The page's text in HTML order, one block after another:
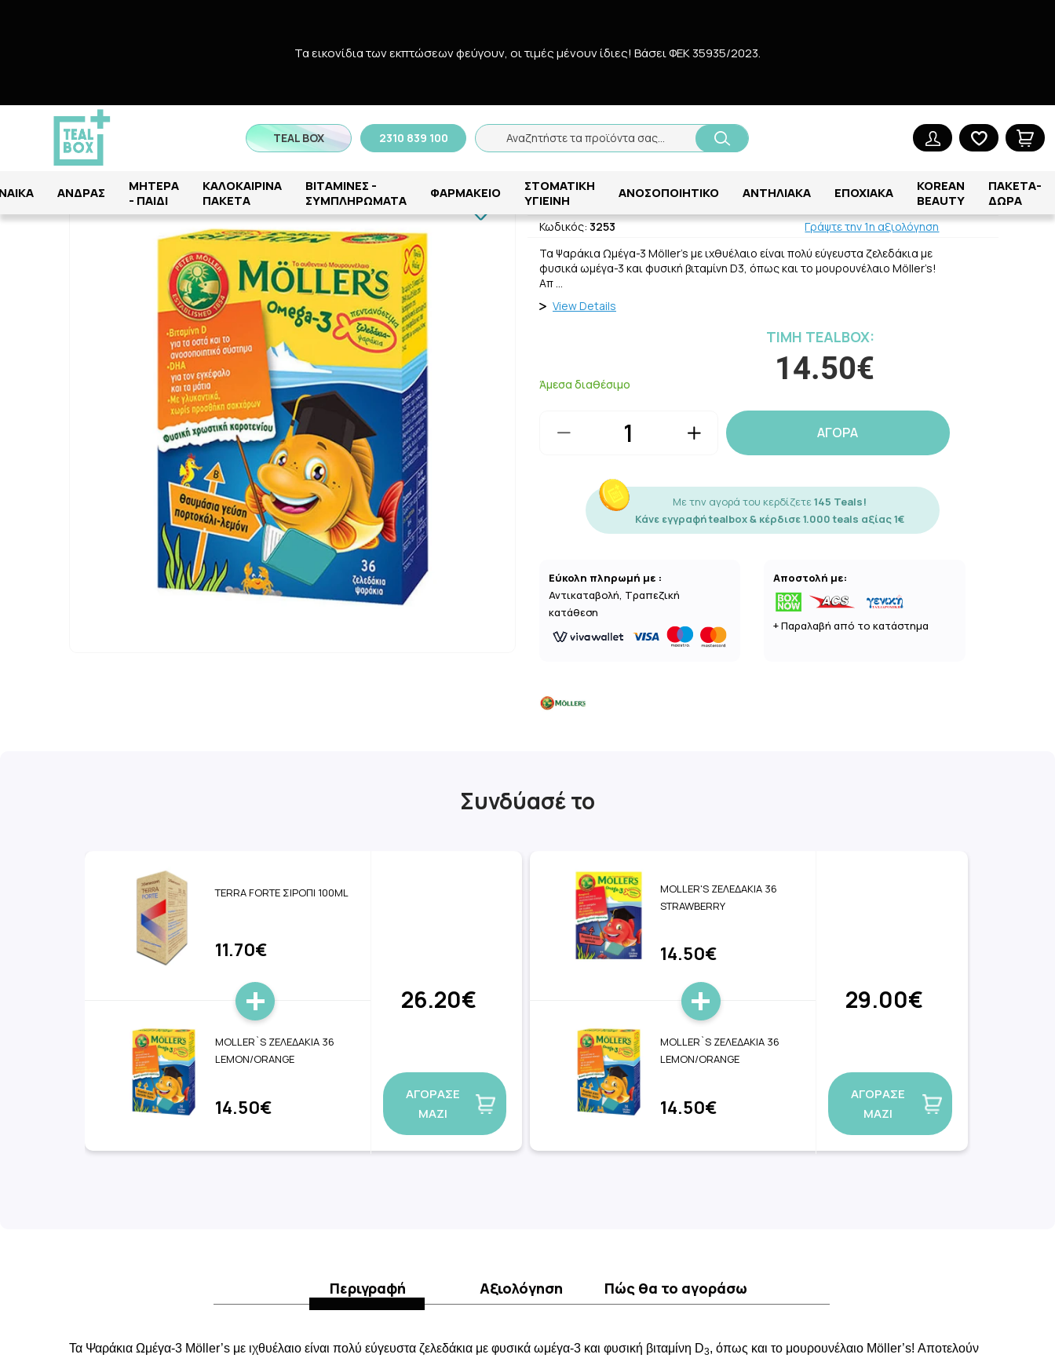
Τα εικονίδια των εκπτώσεων φεύγουν, οι τιμές μένουν ίδιες! Bάσει ΦΕΚ 35935/2023.
TEAL BOX 2310 839 100 Αναζητήστε τα προϊόντα σας...
ΑΝΔΡΑΣ
ΜΗΤΕΡΑ
- ΠΑΙΔΙ
ΚΑΛΟΚΑΙΡΙΝΑ
ΠΑΚΕΤΑ
ΒΙΤΑΜΙΝΕΣ -
ΣΥΜΠΛΗΡΩΜΑΤΑ
ΦΑΡΜΑΚΕΙΟ
ΣΤΟΜΑΤΙΚΗ
ΥΓΙΕΙΝΗ
ΑΝΟΣΟΠΟΙΗΤΙΚΟ ΑΝΤΗΛΙΑΚΑ ΕΠΟΧΙΑΚΑ
KOREAN
BEAUTY
ΠΑΚΕΤΑ-
ΔΩΡΑ
Αναζήτηση
MOLLER`S ΖΕΛΕΔΑΚΙΑ 36 LEMON/ORANGE
Κωδικός: 3253
Γράψτε την 1η αξιολόγηση
Τα Ψαράκια Ωμέγα-3 Möller’s με ιχθυέλαιο είναι πολύ εύγευστα ζελεδάκια με
φυσικά ωμέγα-3 και φυσική βιταμίνη D3, όπως και το μουρουνέλαιο Möller’s!
Απ …
View Details
ΤΙΜH TEALBOX:
14.50€
Άμεσα διαθέσιμο
ΑΓΟΡΑ
Με την αγορά του κερδίζετε145 Teals!
Κάνε εγγραφή tealbox & κέρδισε 1.000 teals αξίας 1€
Εύκολη πληρωμή με :
Αντικαταβολή, Τραπεζική
κατάθεση
Αποστολή με:
+ Παραλαβή από το κατάστημα
Συνδύασέ το
TERRA FORTE ΣΙΡΟΠΙ 100ML
11.70€
MOLLER`S ΖΕΛΕΔΑΚΙΑ 36
LEMON/ORANGE
14.50€
26.20€
ΑΓΟΡΑΣΕ
ΜΑΖΙ
MOLLER'S ΖΕΛΕΔΑΚΙΑ 36
STRAWBERRY
14.50€
MOLLER`S ΖΕΛΕΔΑΚΙΑ 36
LEMON/ORANGE
14.50€
29.00€
ΑΓΟΡΑΣΕ
ΜΑΖΙ
Περιγραφή Αξιολόγηση Πώς θα το αγοράσω
Τα Ψαράκια Ωμέγα-3 Möller’s με ιχθυέλαιο είναι πολύ εύγευστα ζελεδάκια με φυσικά ωμέγα-3 και φυσική βιταμίνη D3, όπως και το μουρουνέλαιο Möller’s! Αποτελούν